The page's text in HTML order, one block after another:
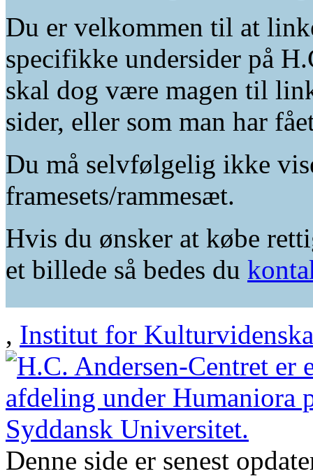
Du er velkommen til at
specifikke undersider på
skal dog være magen til
sider, eller som man har
Du må selvfølgelig ikke
framesets/rammesæt.
Hvis du ønsker at købe
et billede så bedes du
, Institut for
Denne side er senest